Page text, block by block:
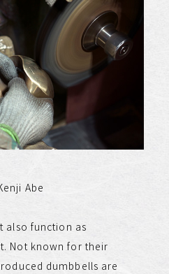
Abe
also function as
Not known for their
dumbbells are